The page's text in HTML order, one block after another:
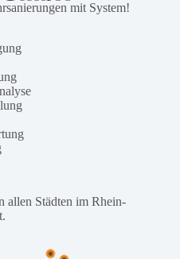
mit System!
allen Städten im Rhein-